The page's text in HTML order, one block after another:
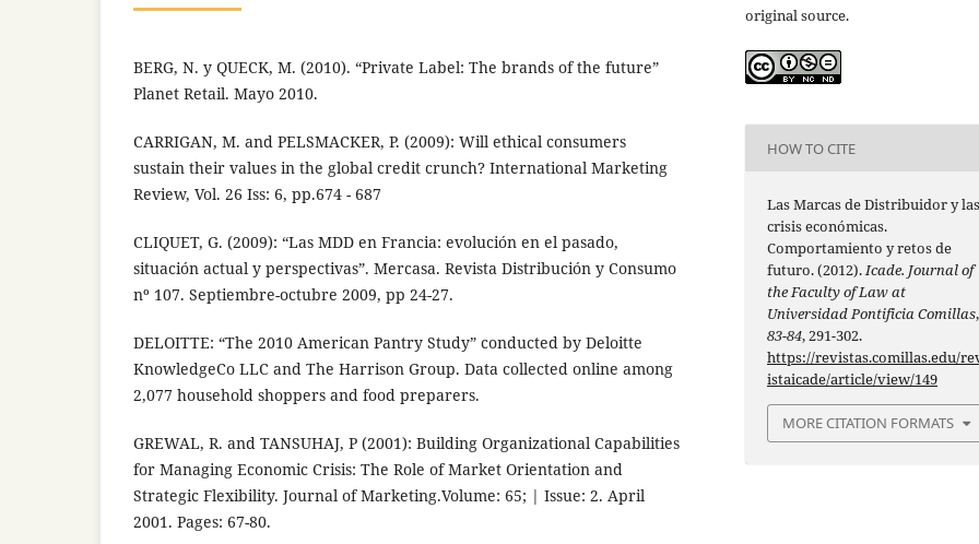
BERG, N. y QUECK, M. (2010). “Private Label: The brands of the future”
Planet Retail. Mayo 2010.
CARRIGAN, M. and PELSMACKER, P. (2009): Will ethical consumers
sustain their values in the global credit crunch? International Marketing
Review, Vol. 26 Iss: 6, pp.674 - 687
CLIQUET, G. (2009): “Las MDD en Francia: evolución en el pasado,
situación actual y perspectivas”. Mercasa. Revista Distribución y Consumo
nº 107. Septiembre-octubre 2009, pp 24-27.
DELOITTE: “The 2010 American Pantry Study” conducted by Deloitte
KnowledgeCo LLC and The Harrison Group. Data collected online among
2,077 household shoppers and food preparers.
GREWAL, R. and TANSUHAJ, P (2001): Building Organizational Capabilities
for Managing Economic Crisis: The Role of Market Orientation and
Strategic Flexibility. Journal of Marketing.Volume: 65; | Issue: 2. April
2001. Pages: 67-80.
original source.
HOW TO CITE
Las Marcas de Distribuidor y las
crisis económicas.
Comportamiento y retos de
futuro. (2012).Icade. Journal of
the Faculty of Law at
Universidad Pontificia Comillas,
83-84, 291-302.
https://revistas.comillas.edu/
istaicade/article/view/149
MORE CITATION FORMATS